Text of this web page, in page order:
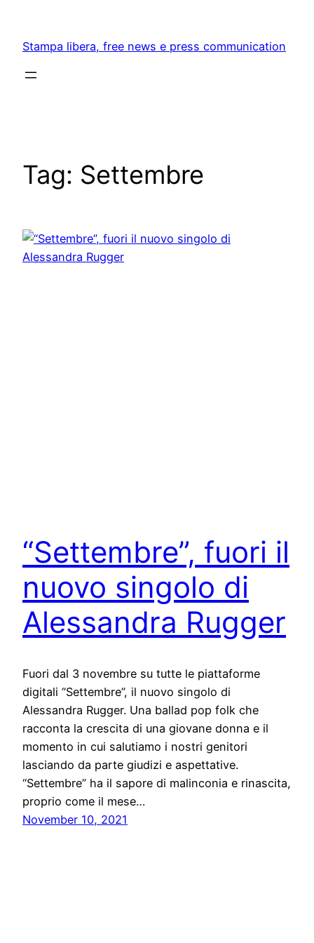
content
Stampa libera, free news e press communication
Tag: Settembre
“Settembre”, fuori il
nuovo singolo di
Alessandra Rugger
Fuori dal 3 novembre su tutte le piattaforme
digitali “Settembre”, il nuovo singolo di
Alessandra Rugger. Una ballad pop folk che
racconta la crescita di una giovane donna e il
momento in cui salutiamo i nostri genitori
lasciando da parte giudizi e aspettative.
“Settembre” ha il sapore di malinconia e rinascita,
proprio come il mese…
November 10, 2021